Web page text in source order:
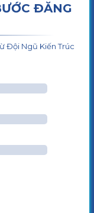
ĐĂNG
Đội Ngũ Kiến Trúc